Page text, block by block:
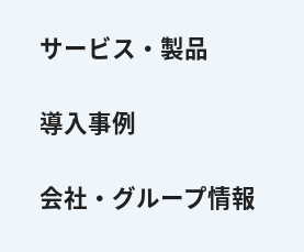
サービス・製品
導入事例
会社・グループ情報